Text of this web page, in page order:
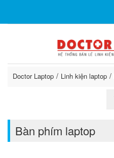
Doctor Laptop Linh kiện laptop
Bàn phím laptop